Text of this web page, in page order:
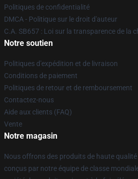
Politiques de confidentialité
DMCA - Politique sur le droit d'auteur
C.A. SB657 : Loi sur la transparence de la
Notre soutien
Politiques d'expédition et de livraison
Conditions de paiement
Politiques de retour et de remboursement
Contactez-nous
Aide aux clients (FAQ)
Vente
Notre magasin
Nous offrons des produits de haute
conçus par notre équipe de classe